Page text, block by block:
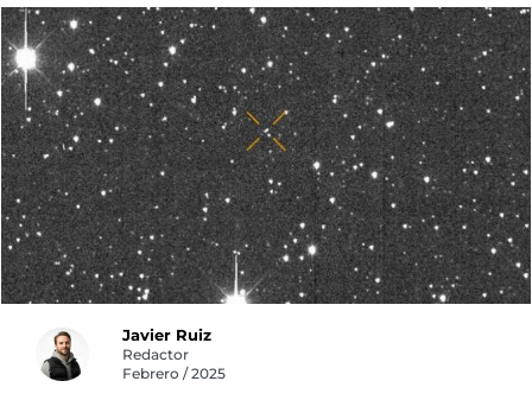
Javier Ruiz
Redactor
Febrero / 2025